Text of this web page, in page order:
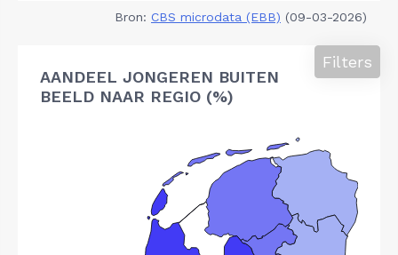
Bron: CBS microdata (EBB) (09-03-2026)
AANDEEL JONGEREN BUITEN
BEELD NAAR REGIO (%)
Filters